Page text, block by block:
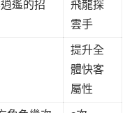
遙的招
飛龍探
雲手
提升全
體快客
屬性